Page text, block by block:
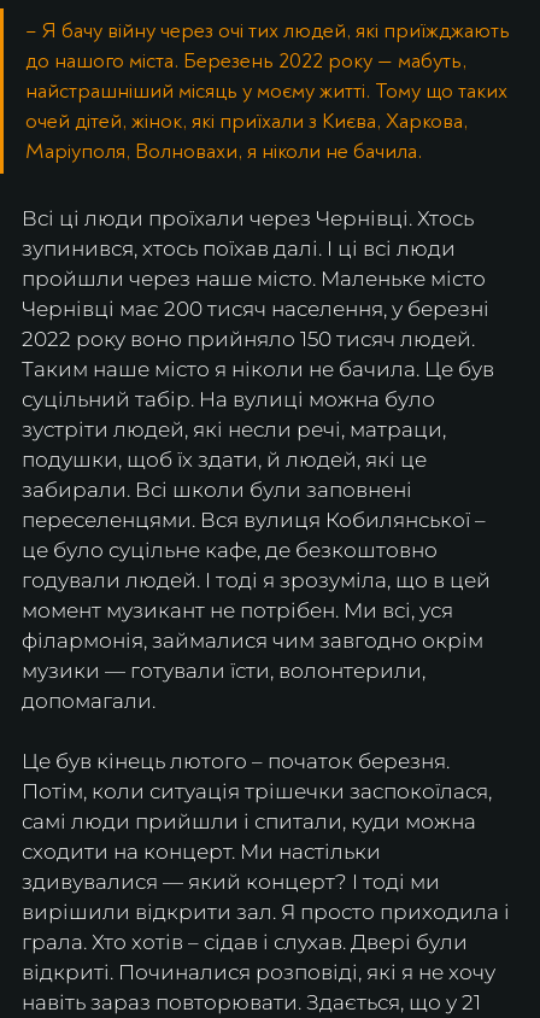
– Я бачу війну через очі тих людей, які приїжджають
до нашого міста. Березень 2022 року — мабуть,
найстрашніший місяць у моєму житті. Тому що таких
очей дітей, жінок, які приїхали з Києва, Харкова,
Маріуполя, Волновахи, я ніколи не бачила.
Всі ці люди проїхали через Чернівці. Хтось
зупинився, хтось поїхав далі. І ці всі люди
пройшли через наше місто. Маленьке місто
Чернівці має 200 тисяч населення, у березні
2022 року воно прийняло 150 тисяч людей.
Таким наше місто я ніколи не бачила. Це був
суцільний табір. На вулиці можна було
зустріти людей, які несли речі, матраци,
подушки, щоб їх здати, й людей, які це
забирали. Всі школи були заповнені
переселенцями. Вся вулиця Кобилянської –
це було суцільне кафе, де безкоштовно
годували людей. І тоді я зрозуміла, що в цей
момент музикант не потрібен. Ми всі, уся
філармонія, займалися чим завгодно окрім
музики — готували їсти, волонтерили,
допомагали.
Це був кінець лютого – початок березня.
Потім, коли ситуація трішечки заспокоїлася,
самі люди прийшли і спитали, куди можна
сходити на концерт. Ми настільки
здивувалися — який концерт? І тоді ми
вирішили відкрити зал. Я просто приходила і
грала. Хто хотів – сідав і слухав. Двері були
відкриті. Починалися розповіді, які я не хочу
навіть зараз повторювати. Здається, що у 21